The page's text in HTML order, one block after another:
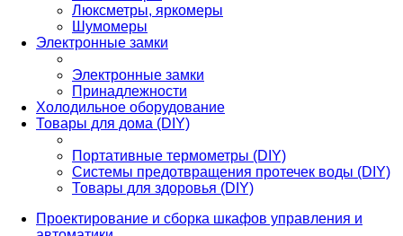
Люксметры, яркомеры
Шумомеры
Электронные замки
Электронные замки
Принадлежности
Холодильное оборудование
Товары для дома (DIY)
Портативные термометры (DIY)
Системы предотвращения протечек воды (DIY)
Товары для здоровья (DIY)
Проектирование и сборка шкафов управления и